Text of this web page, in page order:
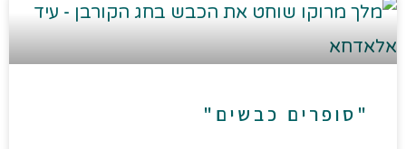
"סופרים כבשים"